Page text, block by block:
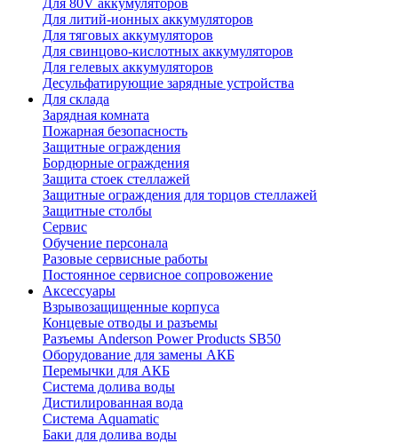
Для 80V аккумуляторов
Для литий-ионных аккумуляторов
Для тяговых аккумуляторов
Для свинцово-кислотных аккумуляторов
Для гелевых аккумуляторов
Десульфатирующие зарядные устройства
Для склада
Зарядная комната
Пожарная безопасность
Защитные ограждения
Бордюрные ограждения
Защита стоек стеллажей
Защитные ограждения для торцов стеллажей
Защитные столбы
Сервис
Обучение персонала
Разовые сервисные работы
Постоянное сервисное сопровожение
Аксессуары
Взрывозащищенные корпуса
Концевые отводы и разъемы
Разъемы Anderson Power Products SB50
Оборудование для замены АКБ
Перемычки для АКБ
Система долива воды
Дистилированная вода
Система Aquamatic
Баки для долива воды